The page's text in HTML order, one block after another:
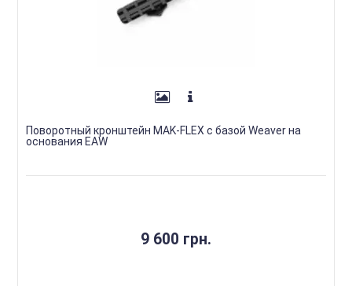
Поворотный кронштейн MAK-FLEX c базой Weaver на
основания EAW
9 600 грн.